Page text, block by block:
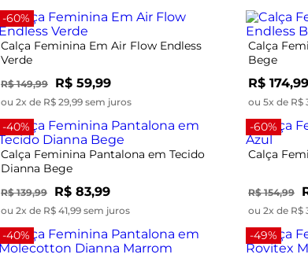
-60%
Calça Feminina Em Air Flow Endless
Verde
R$ 149,99 R$ 59,99
ou 2x de R$ 29,99 sem juros
Calça
Bege
R$ 174,99
ou 5x de R$
-40%
Calça Feminina Pantalona em Tecido
Dianna Bege
R$ 139,99 R$ 83,99
ou 2x de R$ 41,99 sem juros
-60%
Calça
R$ 154,99
ou 2x de R$
-40%
-49%